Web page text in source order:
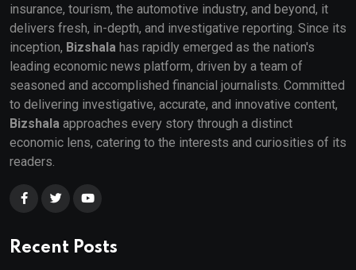
insurance, tourism, the automotive industry, and beyond, it
delivers fresh, in-depth, and investigative reporting. Since its
inception, Bizshala has rapidly emerged as the nation's
leading economic news platform, driven by a team of
seasoned and accomplished financial journalists. Committed
to delivering investigative, accurate, and innovative content,
Bizshala approaches every story through a distinct
economic lens, catering to the interests and curiosities of its
readers.
Recent Posts